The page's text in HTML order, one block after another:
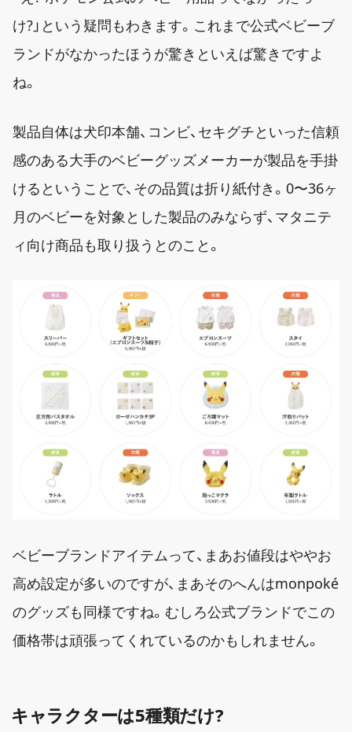
け?」という疑問もわきます。これまで公式ベビーブ
ランドがなかったほうが驚きといえば驚きですよ
ね。
製品自体は犬印本舗、コンビ、セキグチといった信頼
感のある大手のベビーグッズメーカーが製品を手掛
けるということで、その品質は折り紙付き。0〜36ヶ
月のベビーを対象とした製品のみならず、マタニテ
ィ向け商品も取り扱うとのこと。
ベビーブランドアイテムって、まあお値段はややお
高め設定が多いのですが、まあそのへんはmonpoké
のグッズも同様ですね。むしろ公式ブランドでこの
価格帯は頑張ってくれているのかもしれません。
キャラクターは5種類だけ?